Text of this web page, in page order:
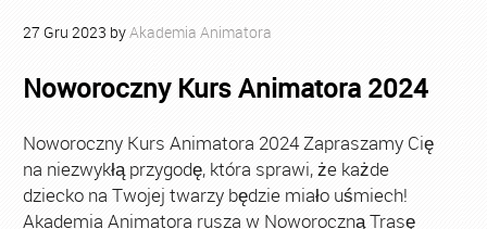
27 Gru 2023 byAkademia Animatora
Noworoczny Kurs Animatora 2024
Noworoczny Kurs Animatora 2024 Zapraszamy Cię
na niezwykłą przygodę, która sprawi, że każde
dziecko na Twojej twarzy będzie miało uśmiech!
Akademia Animatora rusza w Noworoczną Trasę